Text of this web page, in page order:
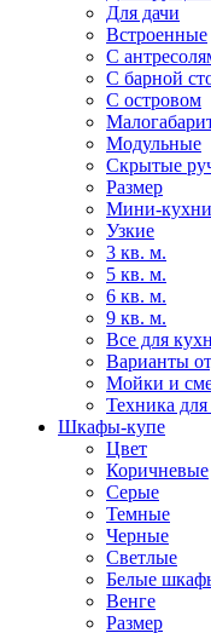
Для дачи
Встроенные
С
С барной
С островом
Модульные
Скрытые
Размер
Мини-кухни
Узкие
3 кв. м.
5 кв. м.
6 кв. м.
9 кв. м.
Все для
Варианты
Мойки и
Техника
Шкафы-купе
Цвет
Коричневые
Серые
Темные
Черные
Светлые
Белые
Венге
Размер